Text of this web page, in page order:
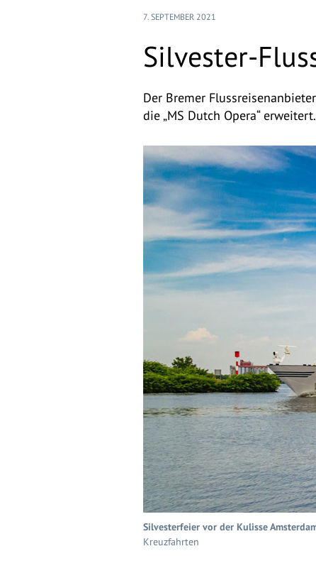
7. SEPTEMBER 2021
Silvester-
Der Bremer
die „MS Dutch Opera“ erweitert.
Silvesterfeier vor der Kulisse
Kreuzfahrten